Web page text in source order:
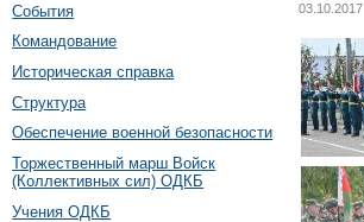
События
Командование
Историческая справка
Структура
Обеспечение военной безопасности
Торжественный марш Войск
(Коллективных сил) ОДКБ
Учения ОДКБ
03.10.2017